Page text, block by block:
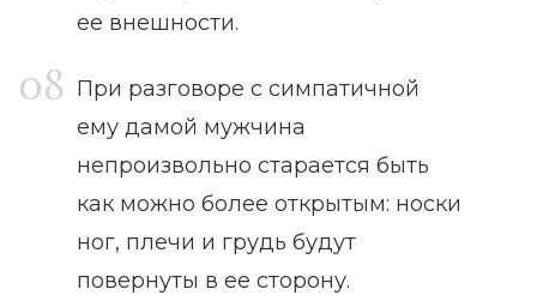
ее внешности.
При разговоре с симпатичной
ему дамой мужчина
непроизвольно старается быть
как можно более открытым: носки
ног, плечи и грудь будут
повернуты в ее сторону.